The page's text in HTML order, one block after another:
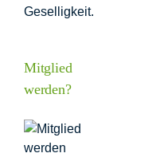
Geselligkeit.
Mitglied
werden?